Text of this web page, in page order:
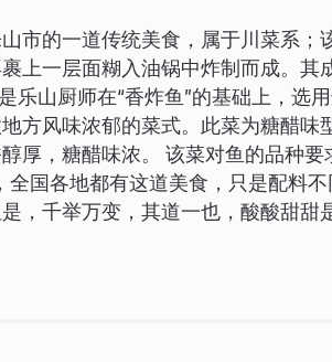
市的一道传统美食，属于川菜系；
上一层面糊入油锅中炸制而成。其
乐山厨师在“香炸鱼”的基础上，选用
方风味浓郁的菜式。此菜为糖醋味
厚，糖醋味浓。 该菜对鱼的品种要
全国各地都有这道美食，只是配料
，千举万变，其道一也，酸酸甜甜